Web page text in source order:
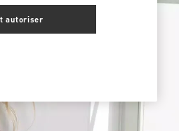
autoriser